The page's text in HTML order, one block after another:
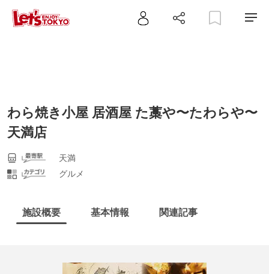
わら焼き小屋 居酒屋 た藁や〜たわらや〜
天満店
天満
グルメ
施設概要 基本情報 関連記事